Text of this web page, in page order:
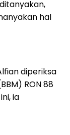
hal
diperiksa
RON 88
ia